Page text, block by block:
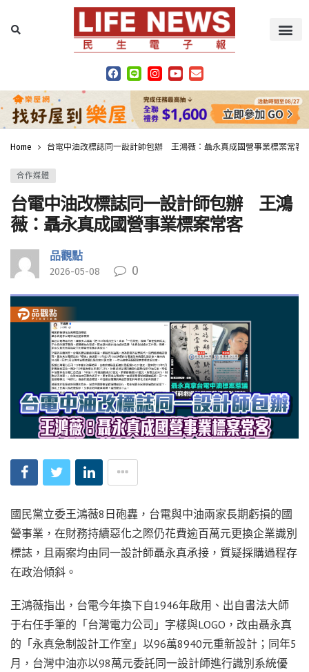
Home 台電中油改標誌同一設計師包辦 王鴻薇：聶永真成國營事業標案常客
合作媒體
台電中油改標誌同一設計師包辦 王鴻
薇：聶永真成國營事業標案常客
品觀點
2026-05-08 0
國民黨立委王鴻薇8日砲轟，台電與中油兩家長期虧損的國
營事業，在財務持續惡化之際仍花費逾百萬元更換企業識別
標誌，且兩案均由同一設計師聶永真承接，質疑採購過程存
在政治傾斜。
王鴻薇指出，台電今年換下自1946年啟用、出自書法大師
于右任手筆的「台灣電力公司」字樣與LOGO，改由聶永真
的「永真急制設計工作室」以96萬8940元重新設計；同年5
月，台灣中油亦以98萬元委託同一設計師進行識別系統優